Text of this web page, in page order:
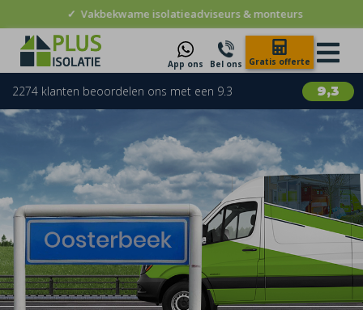
✓ Vakbekwame isolatieadviseurs & monteurs
App ons Bel ons Gratis offerte
9,3
2274 klanten beoordelen ons met een 9.3